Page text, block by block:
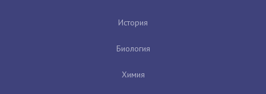
История
Биология
Химия